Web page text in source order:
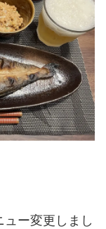
ー変更しまし